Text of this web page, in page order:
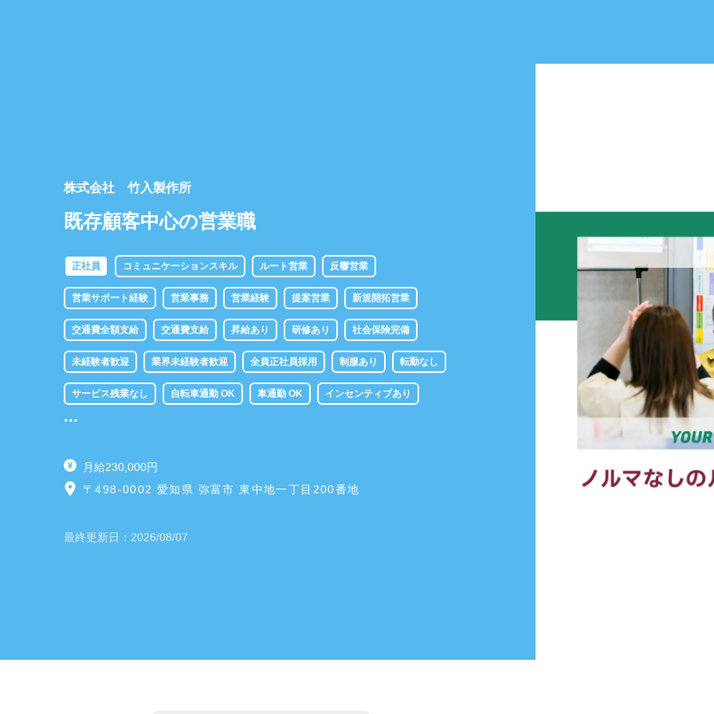
株式会社 竹入製作所
既存顧客中心の営業職
正社員 コミュニケーションスキル ルート営業 反響営業
営業サポート経験 営業事務 営業経験 提案営業 新規開拓営業
交通費全額支給 交通費支給 昇給あり 研修あり 社会保険完備
未経験者歓迎 業界未経験者歓迎 全員正社員採用 制服あり 転勤なし
サービス残業なし 自転車通勤 OK 車通勤 OK インセンティブあり
...
月給230,000円
〒498-0002 愛知県 弥富市 東中地一丁目200番地
最終更新日： 2026/08/07